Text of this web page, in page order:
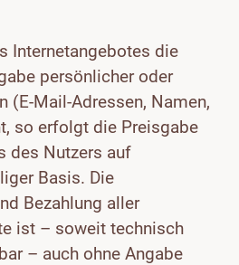
Internetangebotes die
persönlicher oder
(E-Mail-Adressen, Namen,
so erfolgt die Preisgabe
des Nutzers auf
Basis. Die
Bezahlung aller
ist – soweit technisch
– auch ohne Angabe